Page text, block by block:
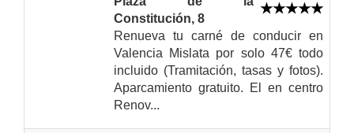
Constitución, 8
Renueva tu carné de conducir en
Valencia Mislata por solo 47€ todo
incluido (Tramitación, tasas y fotos).
Aparcamiento gratuito. El en centro
Renov...